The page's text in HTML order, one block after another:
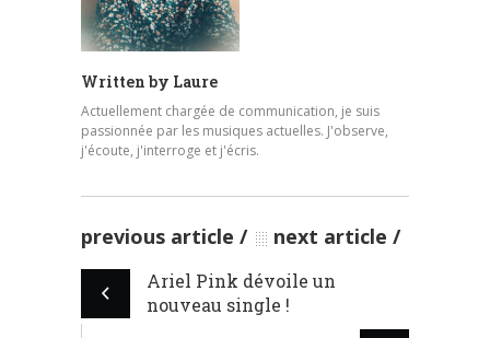
Written by Laure
Actuellement chargée de communication, je suis
passionnée par les musiques actuelles. J'observe,
j'écoute, j'interroge et j'écris.
previous article next article
Ariel Pink dévoile un
nouveau single !